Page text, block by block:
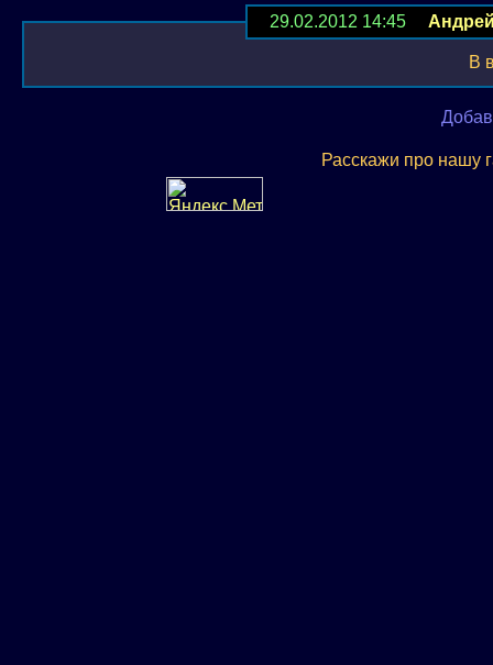
29.02.2012 14:45
В
Расскажи про нашу